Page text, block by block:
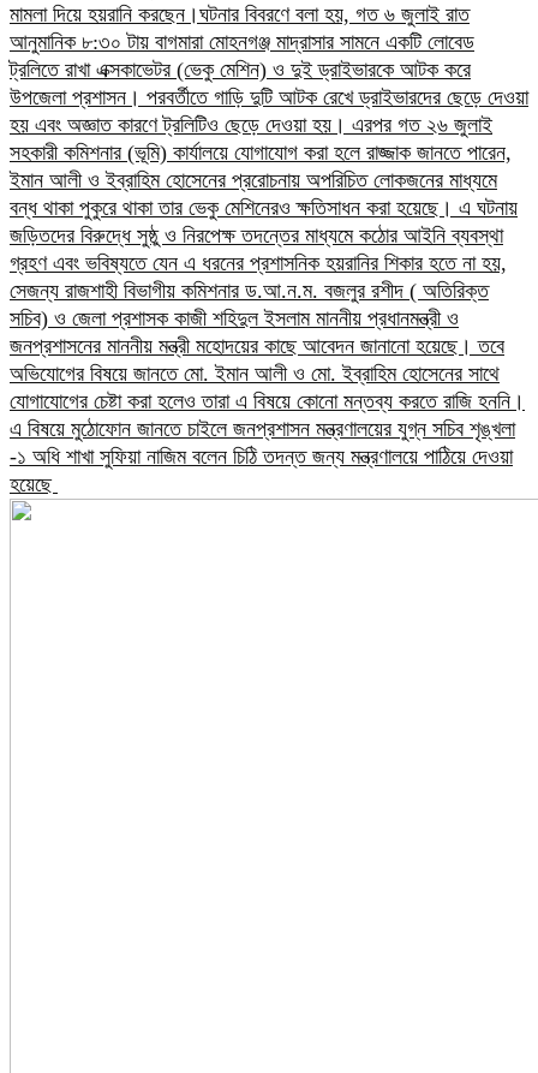
মামলা দিয়ে হয়রানি করছেন।​ঘটনার বিবরণে বলা হয়, গত ৬ জুলাই রাত
আনুমানিক ৮:৩০ টায় বাগমারা মোহনগঞ্জ মাদ্রাসার সামনে একটি লোবেড
ট্রলিতে রাখা এক্সকাভেটর (ভেকু মেশিন) ও দুই ড্রাইভারকে আটক করে
উপজেলা প্রশাসন। পরবর্তীতে গাড়ি দুটি আটক রেখে ড্রাইভারদের ছেড়ে দেওয়া
হয় এবং অজ্ঞাত কারণে ট্রলিটিও ছেড়ে দেওয়া হয়। এরপর গত ২৬ জুলাই
সহকারী কমিশনার (ভূমি) কার্যালয়ে যোগাযোগ করা হলে রাজ্জাক জানতে পারেন,
ইমান আলী ও ইব্রাহিম হোসেনের প্ররোচনায় অপরিচিত লোকজনের মাধ্যমে
বন্ধ থাকা পুকুরে থাকা তার ভেকু মেশিনেরও ক্ষতিসাধন করা হয়েছে।​ এ ঘটনায়
জড়িতদের বিরুদ্ধে সুষ্ঠু ও নিরপেক্ষ তদন্তের মাধ্যমে কঠোর আইনি ব্যবস্থা
গ্রহণ এবং ভবিষ্যতে যেন এ ধরনের প্রশাসনিক হয়রানির শিকার হতে না হয়,
সেজন্য রাজশাহী বিভাগীয় কমিশনার ড.আ.ন.ম. বজলুর রশীদ ( অতিরিক্ত
সচিব) ও জেলা প্রশাসক কাজী শহিদুল ইসলাম মাননীয় প্রধানমন্ত্রী ও
জনপ্রশাসনের মাননীয় মন্ত্রী মহোদয়ের কাছে আবেদন জানানো হয়েছে।​ তবে
অভিযোগের বিষয়ে জানতে মো. ইমান আলী ও মো. ইব্রাহিম হোসেনের সাথে
যোগাযোগের চেষ্টা করা হলেও তারা এ বিষয়ে কোনো মন্তব্য করতে রাজি হননি।
এ বিষয়ে মুঠোফোন জানতে চাইলে জনপ্রশাসন মন্ত্রণালয়ের যুগ্ন সচিব শৃঙ্খলা
-১ অধি শাখা সুফিয়া নাজিম বলেন চিঠি তদন্ত জন্য মন্ত্রণালয়ে পাঠিয়ে দেওয়া
হয়েছে ​